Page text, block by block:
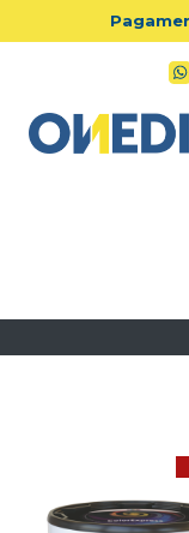
Salta al contenuto